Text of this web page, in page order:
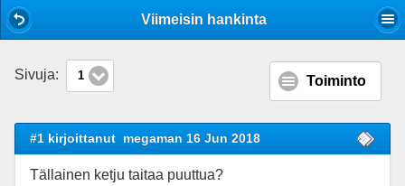
Viimeisin hankinta
Sivuja: 1 Toiminto
#1 kirjoittanut megaman 16 Jun 2018
Tällainen ketju taitaa puuttua?